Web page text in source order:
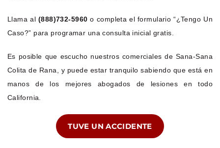
Llama al (888)732-5960 o completa el formulario “¿Tengo Un
Caso?” para programar una consulta inicial gratis.
Es posible que escucho nuestros comerciales de Sana-Sana
Colita de Rana, y puede estar tranquilo sabiendo que está en
manos de los mejores abogados de lesiones en todo
California.
TUVE UN ACCIDENTE